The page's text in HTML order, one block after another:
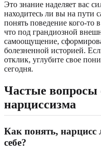
Это знание наделяет вас
находитесь ли вы на пути
понять поведение кого-то
что под грандиозной
самоощущение,
болезненной историей.
отклик, углубите свое
сегодня.
Частые вопросы
нарциссизма
Как понять, нарцисс
себе?